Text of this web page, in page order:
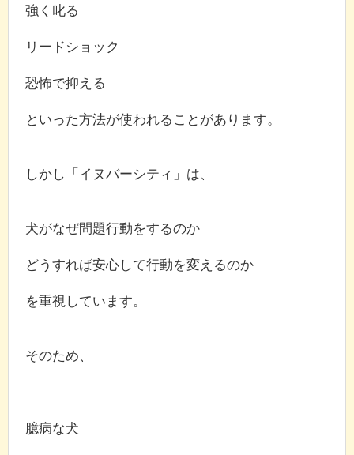
強く叱る
リードショック
恐怖で抑える
といった方法が使われることがあります。
しかし「イヌバーシティ」は、
犬がなぜ問題行動をするのか
どうすれば安心して行動を変えるのか
を重視しています。
そのため、
臆病な犬